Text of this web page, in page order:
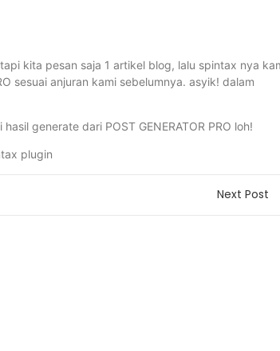
kita pesan saja 1 artikel blog, lalu spintax nya
sesuai anjuran kami sebelumnya. asyik! dalam
generate dari POST GENERATOR PRO loh!
Next Post